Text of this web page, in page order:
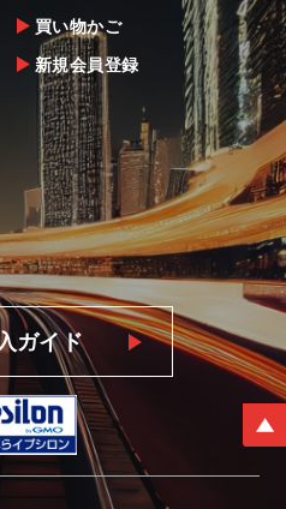
買い物かご
新規会員登録
ガイド